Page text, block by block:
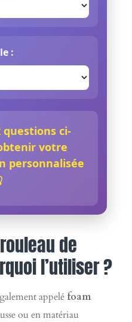
:
questions ci-
votre
personnalisée
de
l’utiliser ?
appelé foam
ou en matériau